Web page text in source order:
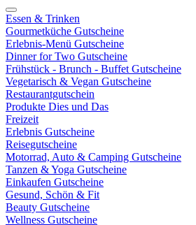
Essen & Trinken
Gourmetküche Gutscheine
Erlebnis-Menü Gutscheine
Dinner for Two Gutscheine
Frühstück - Brunch - Buffet Gutscheine
Vegetarisch & Vegan Gutscheine
Restaurantgutschein
Produkte Dies und Das
Freizeit
Erlebnis Gutscheine
Reisegutscheine
Motorrad, Auto & Camping Gutscheine
Tanzen & Yoga Gutscheine
Einkaufen Gutscheine
Gesund, Schön & Fit
Beauty Gutscheine
Wellness Gutscheine